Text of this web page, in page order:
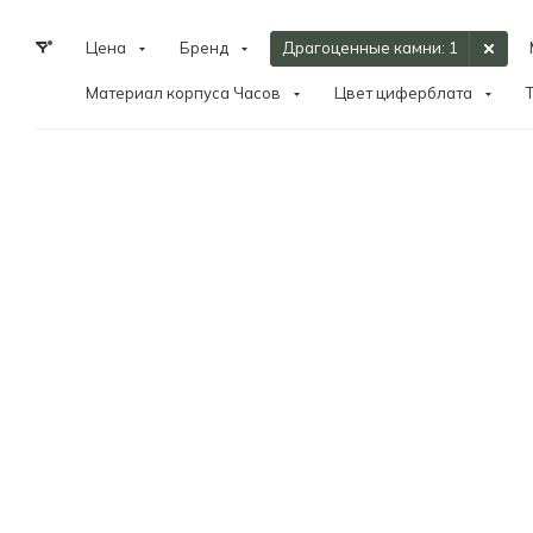
Цена Бренд Драгоценные камни: 1
Материал корпуса Часов Цвет циферблата